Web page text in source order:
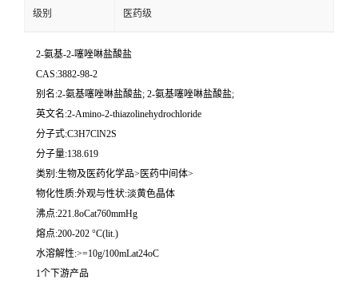
级别 医药级
2-氨基-2-噻唑啉盐酸盐
CAS:3882-98-2
别名:2-氨基噻唑啉盐酸盐; 2-氨基噻唑啉盐酸盐;
英文名:2-Amino-2-thiazolinehydrochloride
分子式:C3H7ClN2S
分子量:138.619
类别:生物及医药化学品>医药中间体>
物化性质:外观与性状:淡黄色晶体
沸点:221.8oCat760mmHg
熔点:200-202 °C(lit.)
水溶解性:>=10g/100mLat24oC
1个下游产品